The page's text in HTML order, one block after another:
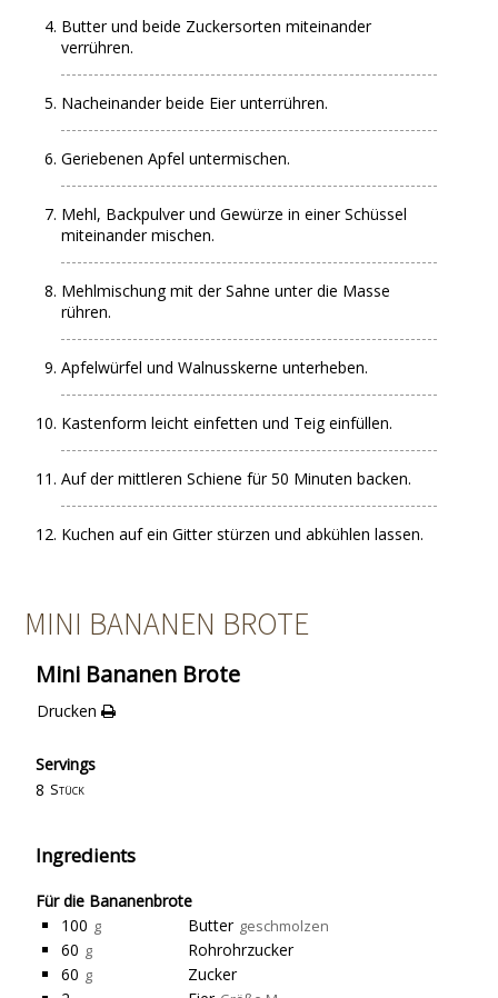
Butter und beide Zuckersorten miteinander
verrühren.
Nacheinander beide Eier unterrühren.
Geriebenen Apfel untermischen.
Mehl, Backpulver und Gewürze in einer Schüssel
miteinander mischen.
Mehlmischung mit der Sahne unter die Masse
rühren.
Apfelwürfel und Walnusskerne unterheben.
Kastenform leicht einfetten und Teig einfüllen.
Auf der mittleren Schiene für 50 Minuten backen.
Kuchen auf ein Gitter stürzen und abkühlen lassen.
MINI BANANEN BROTE
Mini Bananen Brote
Drucken
Servings
8 Stück
Ingredients
Für die Bananenbrote
100 g Butter geschmolzen
60 g
Rohrohrzucker
60 g
Zucker